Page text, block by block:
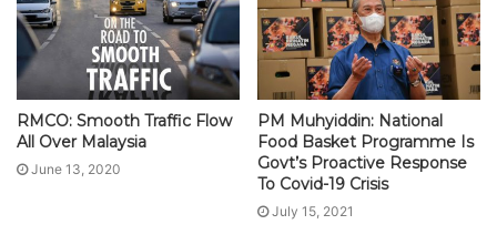
RMCO: Smooth Traffic Flow
All Over Malaysia
June 13, 2020
PM Muhyiddin: National
Food Basket Programme Is
Govt’s Proactive Response
To Covid-19 Crisis
July 15, 2021